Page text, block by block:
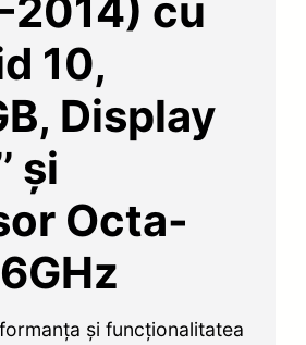
cu
10,
Display
și
Octa-
și funcționalitatea